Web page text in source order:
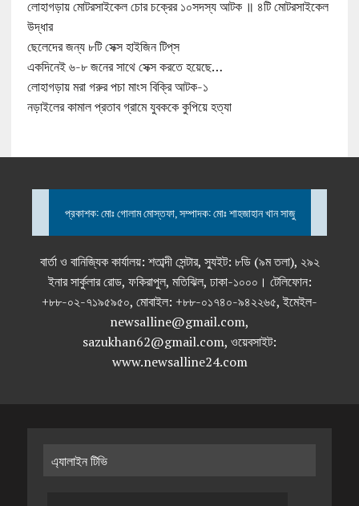
লোহাগড়ায় মোটরসাইকেল চোর চক্রের ১০সদস্য আটক ॥ ৪টি মোটরসাইকেল
উদ্ধার
ছেলেদের জন্য ৮টি সেক্স হাইজিন টিপ্‌স
একদিনেই ৬-৮ জনের সাথে সেক্স করতে হয়েছে…
লোহাগড়ায় মরা গরুর পচা মাংস বিক্রি আটক-১
নড়াইলের কামাল প্রতাব গ্রামে যুবককে কুপিয়ে হত্যা
প্রকাশক: মোঃ গোলাম মোস্তফা, সম্পাদক: মোঃ শাহজাহান খান সাজু
বার্তা ও বানিজ্যিক কার্যালয়: শতাব্দী সেন্টার, স্যুইট: ৮ডি (৯ম তলা), ২৯২
ইনার সার্কুলার রোড, ফকিরাপুল, মতিঝিল, ঢাকা-১০০০। টেলিফোন:
+৮৮-০২-৭১৯৫৯৫০, মোবাইল: +৮৮-০১৭৪০-৯৪২২৬৫, ইমেইল-
newsalline@gmail.com,
sazukhan62@gmail.com, ওয়েবসাইট:
www.newsalline24.com
এ্যালাইন টিভি